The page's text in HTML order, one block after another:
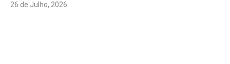
26 de Julho, 2026